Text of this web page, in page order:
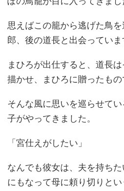
思えばこの籠から逃げた鳥
郎、後の道長と出会っていま
まひろが出仕すると、道長
描かせ、まひろに贈ったもの
そんな風に思いを巡らせて
子がやってきました。
「宮仕えがしたい」
なんでも彼女は、夫を持ち
にもなって母に頼り切りと